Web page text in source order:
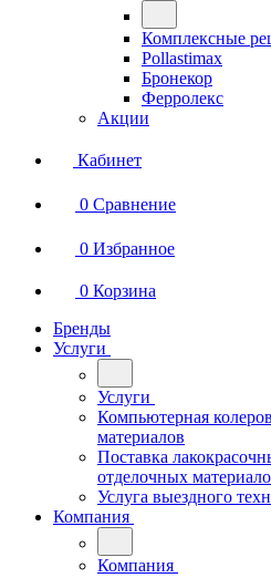
Комплексные
Pollastimax
Бронекор
Ферролекс
Акции
Кабинет
0 Сравнение
0 Избранное
0 Корзина
Бренды
Услуги
Услуги
Компьютерная
материалов
Поставка
отделочных
Услуга выездного
Компания
Компания